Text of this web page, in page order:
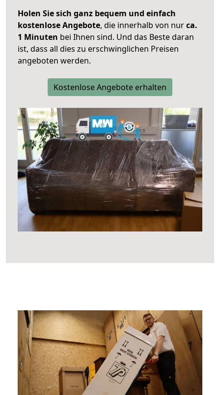
Holen Sie sich ganz bequem und einfach
kostenlose Angebote, die innerhalb von nurca.
1 Minuten bei Ihnen sind. Und das Beste daran
ist, dass all dies zu erschwinglichen Preisen
angeboten werden.
Kostenlose Angebote erhalten